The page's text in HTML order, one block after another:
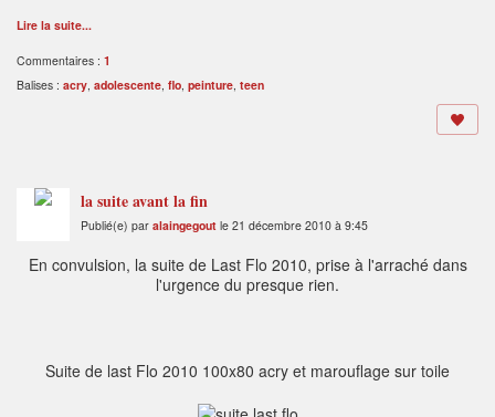
Lire la suite...
Commentaires : 1
Balises : acry, adolescente, flo, peinture, teen
la suite avant la fin
Publié(e) par alaingegout le 21 décembre 2010 à 9:45
En convulsion, la suite de Last Flo 2010, prise à l'arraché dans
l'urgence du presque rien.
Suite de last Flo 2010 100x80 acry et marouflage sur toile